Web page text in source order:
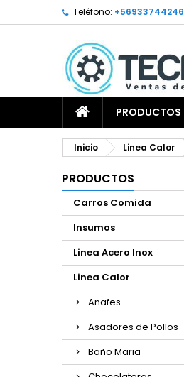
Teléfono: +56933744246
PRODUCTOS
Inicio Linea Calor
PRODUCTOS
Carros Comida
Insumos
Linea Acero Inox
Linea Calor
Anafes
Asadores de Pollos
Baño Maria